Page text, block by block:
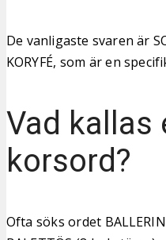
De vanligaste svaren är
KORYFÉ, som är en
Vad kallas
korsord?
Ofta söks ordet